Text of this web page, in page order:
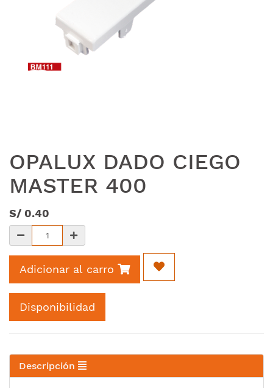
OPALUX DADO CIEGO
MASTER 400
S/ 0.40
Adicionar al carro
Disponibilidad
Descripción